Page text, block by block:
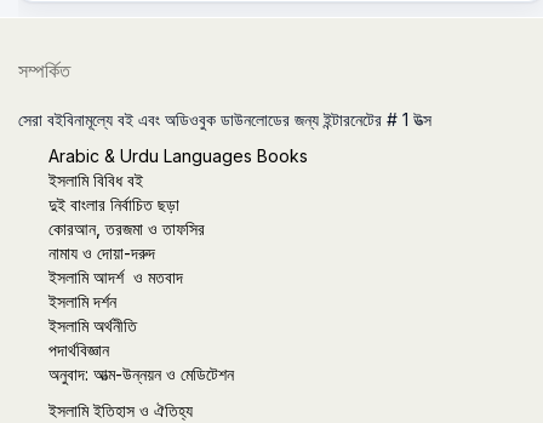
সম্পর্কিত
সেরা বইবিনামূল্যে বই এবং অডিওবুক ডাউনলোডের জন্য ইন্টারনেটের # 1 উত্স
Arabic & Urdu Languages Books
ইসলামি বিবিধ বই
দুই বাংলার নির্বাচিত ছড়া
কোরআন, তরজমা ও তাফসির
নামায ও দোয়া-দরুদ
ইসলামি আদর্শ ও মতবাদ
ইসলামি দর্শন
ইসলামি অর্থনীতি
পদার্থবিজ্ঞান
অনুবাদ: আত্ম-উন্নয়ন ও মেডিটেশন
ইসলামি ইতিহাস ও ঐতিহ্য